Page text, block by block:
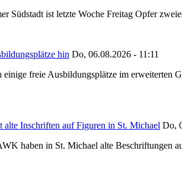
Südstadt ist letzte Woche Freitag Opfer
hin Do, 06.08.2026 - 11:11
freie Ausbildungsplätze im erweiterten
Inschriften auf Figuren in St. Michael Do,
haben in St. Michael alte Beschriftungen